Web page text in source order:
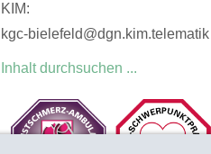
KIM:
kgc-bielefeld@dgn.kim.telematik
Inhalt durchsuchen ...